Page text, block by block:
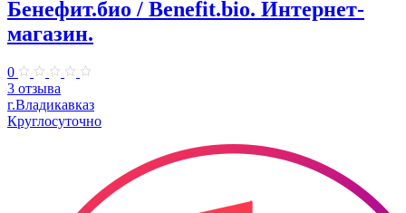
Бенефит.био / Benefit.bio. Интернет-
магазин.
0
3 отзыва
г.Владикавказ
Круглосуточно